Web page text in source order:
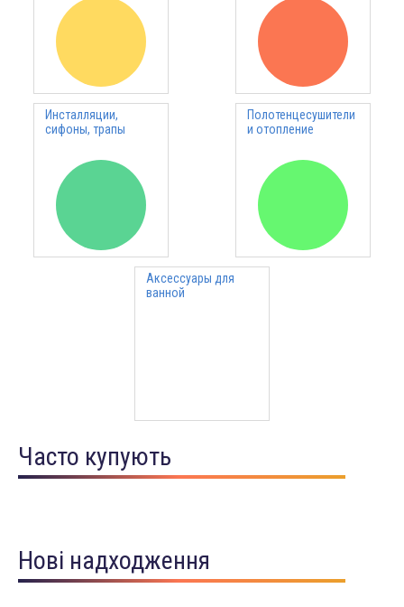
Инсталляции,
сифоны, трапы
Полотенцесушители
и отопление
Аксессуары для
ванной
Часто купують
Нові надходження